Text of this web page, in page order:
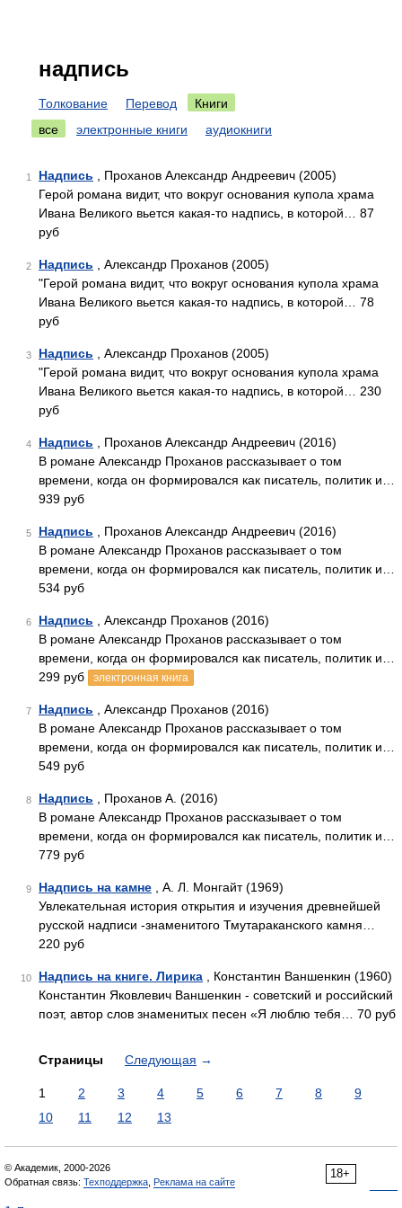
надпись
Толкование Перевод
Книги
все
электронные книги аудиокниги
1 Надпись , Проханов Александр Андреевич (2005)
Герой романа видит, что вокруг основания купола храма
Ивана Великого вьется какая-то надпись, в которой… 87
руб
2 Надпись , Александр Проханов (2005)
"Герой романа видит, что вокруг основания купола храма
Ивана Великого вьется какая-то надпись, в которой… 78
руб
3 Надпись , Александр Проханов (2005)
"Герой романа видит, что вокруг основания купола храма
Ивана Великого вьется какая-то надпись, в которой… 230
руб
4 Надпись , Проханов Александр Андреевич (2016)
В романе Александр Проханов рассказывает о том
времени, когда он формировался как писатель, политик и…
939 руб
5 Надпись , Проханов Александр Андреевич (2016)
В романе Александр Проханов рассказывает о том
времени, когда он формировался как писатель, политик и…
534 руб
6 Надпись , Александр Проханов (2016)
В романе Александр Проханов рассказывает о том
времени, когда он формировался как писатель, политик и…
299 руб
электронная книга
7 Надпись , Александр Проханов (2016)
В романе Александр Проханов рассказывает о том
времени, когда он формировался как писатель, политик и…
549 руб
8 Надпись , Проханов А. (2016)
В романе Александр Проханов рассказывает о том
времени, когда он формировался как писатель, политик и…
779 руб
9 Надпись на камне , А. Л. Монгайт (1969)
Увлекательная история открытия и изучения древнейшей
русской надписи -знаменитого Тмутараканского камня…
220 руб
10 Надпись на книге. Лирика , Константин Ваншенкин (1960)
Константин Яковлевич Ваншенкин - советский и российский
поэт, автор слов знаменитых песен «Я люблю тебя… 70 руб
Страницы Следующая →
1 2 3 4 5 6 7 8
9
10
11 12 13
18+
© Академик, 2000-2026
Обратная связь: Техподдержка Реклама на сайте